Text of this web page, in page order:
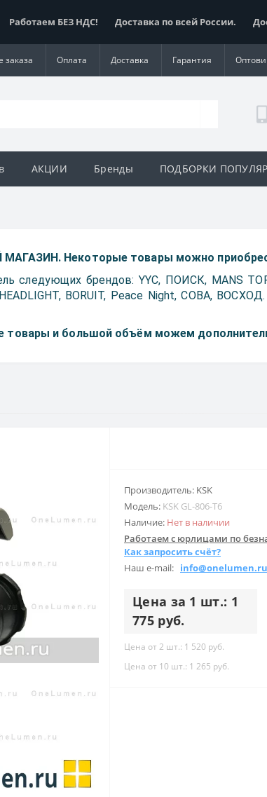
БЕЗ НДС! Доставка по всей России.
Оплата Доставка Гарантия
АКЦИИ Бренды ПОДБОРКИ
Некоторые товары можно
брендов: YYC, ПОИСК, MANS TOR,
BORUIT, Peace Night, COBA,
товары и большой объём можем
Производитель: KSK
Модель: KSK GL-806-T6
Наличие: Нет в наличии
Работаем с юрлицами по
Как запросить счёт?
Наш e-mail: info@onelumen.ru
Цена за 1 шт.: 1
775 руб.
Цена от 2 шт.: 1 520 руб.
Цена от 10 шт.: 1 265 руб.